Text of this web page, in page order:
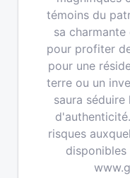
témoins du
sa
pour profiter
pour une
terre ou un
saura
risques
disponibles